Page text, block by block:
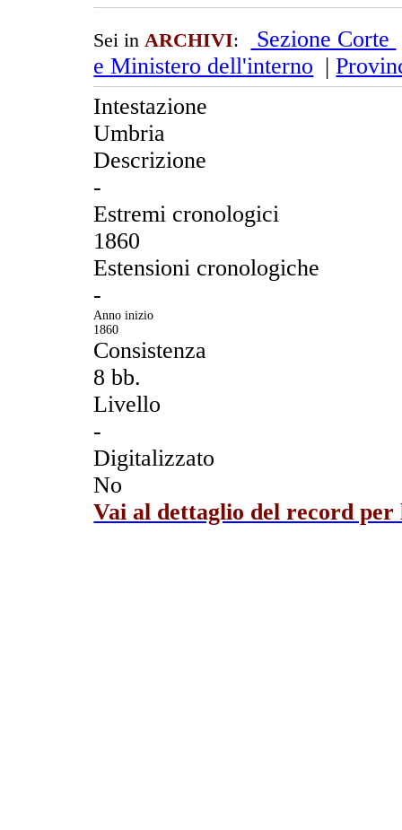
Sei inARCHIVI: Sezione Corte
e Ministero dell'interno |
Intestazione
Umbria
Descrizione
-
Estremi cronologici
1860
Estensioni cronologiche
-
Anno inizio
1860
Consistenza
8 bb.
Livello
-
Digitalizzato
No
Vai al dettaglio del record per